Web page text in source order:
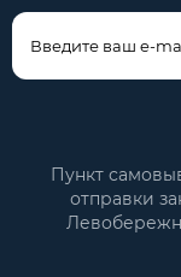
Пункт
отправки